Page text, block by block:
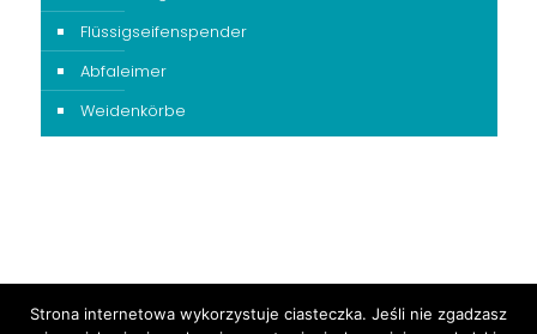
Flüssigseifenspender
Abfaleimer
Weidenkörbe
Strona internetowa wykorzystuje ciasteczka. Jeśli nie zgadzasz